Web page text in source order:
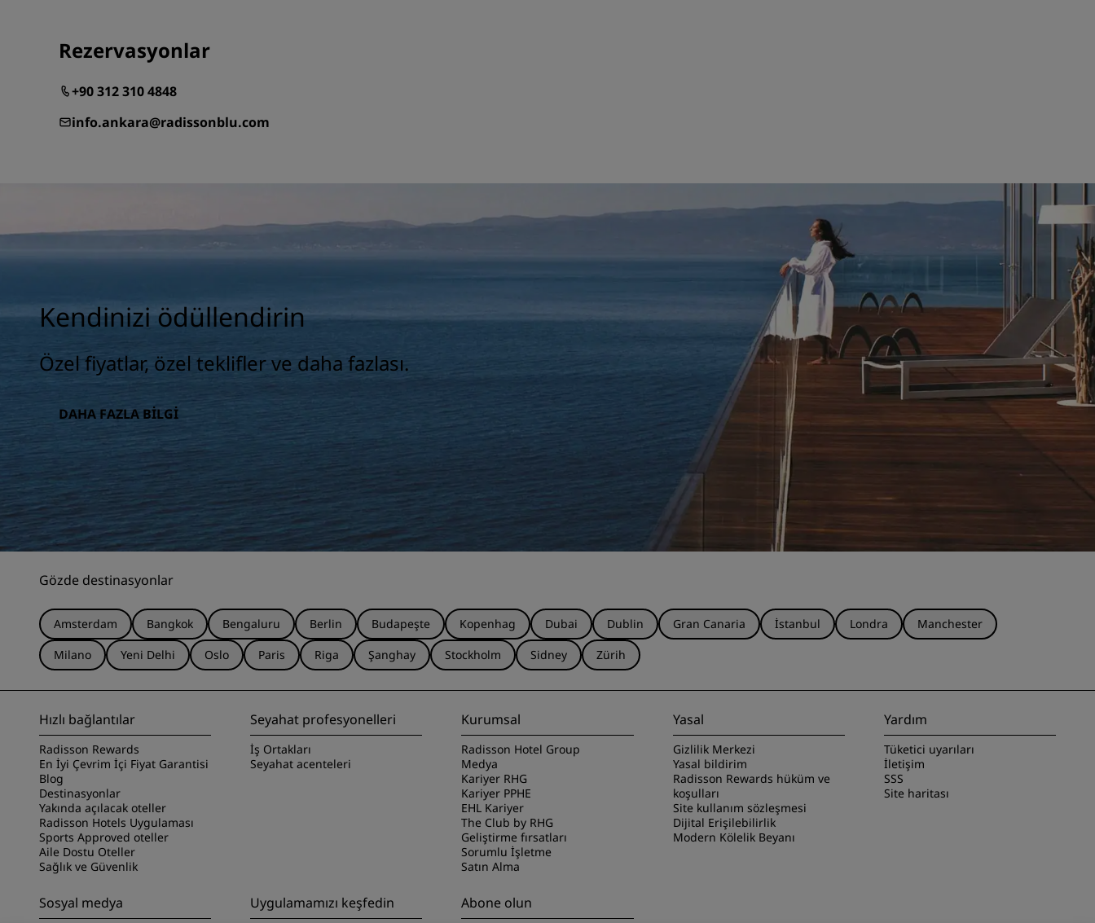
Rezervasyonlar
+90 312 310 4848
info.ankara@radissonblu.com
Kendinizi ödüllendirin
Özel fiyatlar, özel teklifler ve daha fazlası.
DAHA FAZLA BILGI
Gözde destinasyonlar
Amsterdam Bangkok Bengaluru Berlin Budapeşte Kopenhag Dubai Dublin Gran Canaria İstanbul Londra
Manchester
Milano
Yeni Delhi Oslo Paris Riga Şanghay Stockholm Sidney Zürih
Hızlı bağlantılar
Radisson Rewards
En İyi Çevrim İçi Fiyat Garantisi
Blog
Destinasyonlar
Yakında açılacak oteller
Radisson Hotels Uygulaması
Sports Approved oteller
Aile Dostu Oteller
Sağlık ve Güvenlik
Seyahat profesyonelleri
İş Ortakları
Seyahat acenteleri
Kurumsal
Radisson Hotel Group
Medya
Kariyer RHG
Kariyer PPHE
EHL Kariyer
The Club by RHG
Geliştirme fırsatları
Sorumlu İşletme
Satın Alma
Yasal
Gizlilik Merkezi
Yasal bildirim
Radisson Rewards hüküm ve
koşulları
Site kullanım sözleşmesi
Dijital Erişilebilirlik
Modern Kölelik Beyanı
Yardım
Tüketici uyarıları
İletişim
SSS
Site haritası
Sosyal medya Uygulamamızı keşfedin Abone olun